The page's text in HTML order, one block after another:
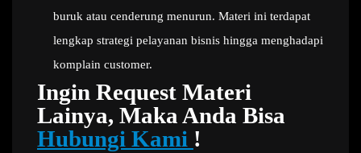
buruk atau cenderung menurun. Materi ini terdapat
lengkap strategi pelayanan bisnis hingga menghadapi
komplain customer.
Ingin Request Materi
Lainya, Maka Anda Bisa
Hubungi Kami !